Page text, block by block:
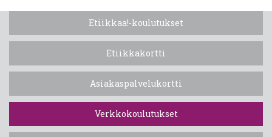
Etiikkaa!-koulutukset
Etiikkakortti
Asiakaspalvelukortti
Verkkokoulutukset